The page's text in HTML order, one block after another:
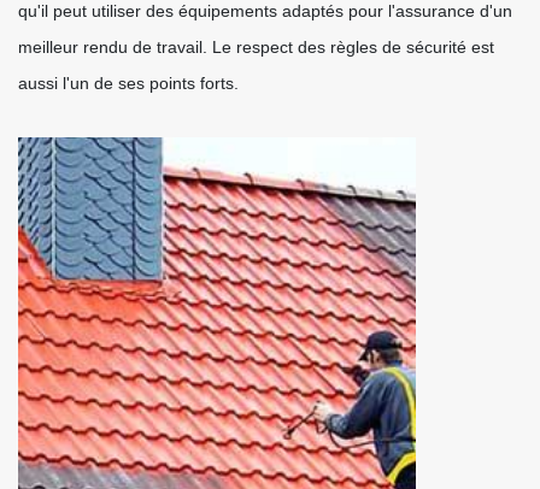
qu'il peut utiliser des équipements adaptés pour l'assurance d'un
meilleur rendu de travail. Le respect des règles de sécurité est
aussi l'un de ses points forts.